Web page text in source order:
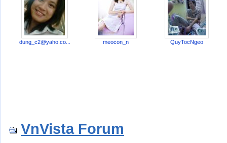
dung_c2@yaho.co... meocon_n QuyTocNgeo
VnVista Forum